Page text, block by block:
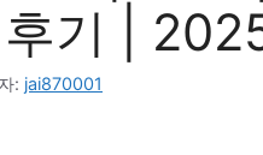
기 |
: jai870001